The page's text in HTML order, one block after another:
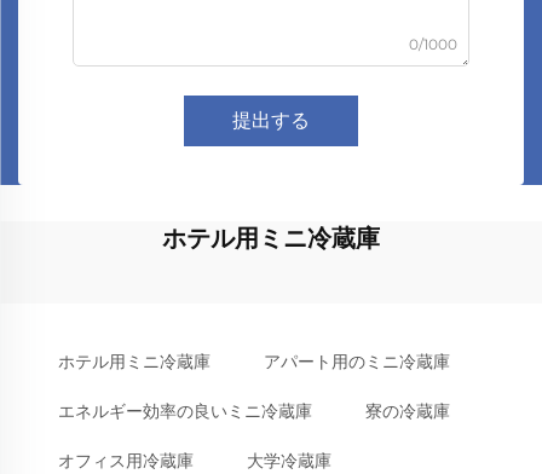
0/1000
提出する
ホテル用ミニ冷蔵庫
ホテル用ミニ冷蔵庫 アパート用のミニ冷蔵庫
エネルギー効率の良いミニ冷蔵庫 寮の冷蔵庫
オフィス用冷蔵庫 大学冷蔵庫